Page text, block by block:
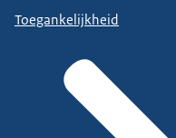
Toegankelijkheid